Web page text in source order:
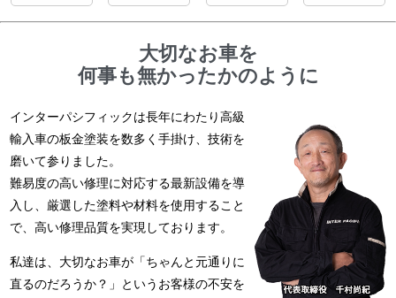
大切なお車を
何事も無かったかのように
インターパシフィックは長年にわたり高級
輸入車の板金塗装を数多く手掛け、技術を
磨いて参りました。
難易度の高い修理に対応する最新設備を導
入し、厳選した塗料や材料を使用すること
で、高い修理品質を実現しております。
私達は、大切なお車が「ちゃんと元通りに
直るのだろうか？」というお客様の不安を